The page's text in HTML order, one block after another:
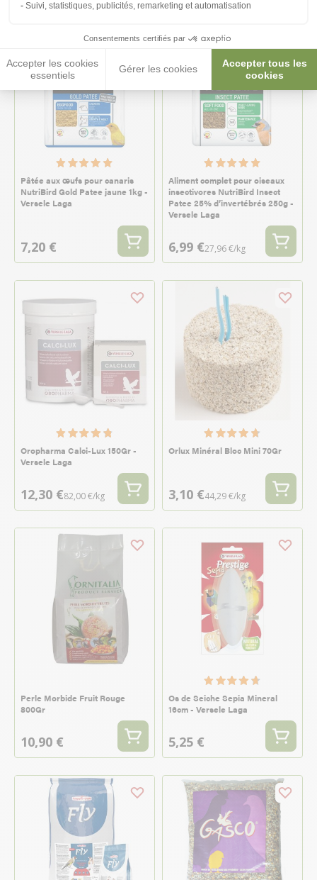
Suivi, statistiques, publicités, remarketing et automatisation
Consentements certifiés par
Accepter les cookies
essentiels
Gérer les cookies
Accepter tous les
cookies
Pâtée aux œufs pour canaris
NutriBird Gold Patee jaune 1kg -
Versele Laga
7,20 €
Aliment complet pour oiseaux
insectivores NutriBird Insect
Patee 25% d’invertébrés 250g -
Versele Laga
6,99 €27,96 €/kg
Oropharma Calci-Lux 150Gr -
Versele Laga
12,30 €82,00 €/kg
Orlux Minéral Bloc Mini 70Gr
3,10 €44,29 €/kg
Perle Morbide Fruit Rouge
800Gr
10,90 €
Os de Seiche Sepia Mineral
16cm - Versele Laga
5,25 €